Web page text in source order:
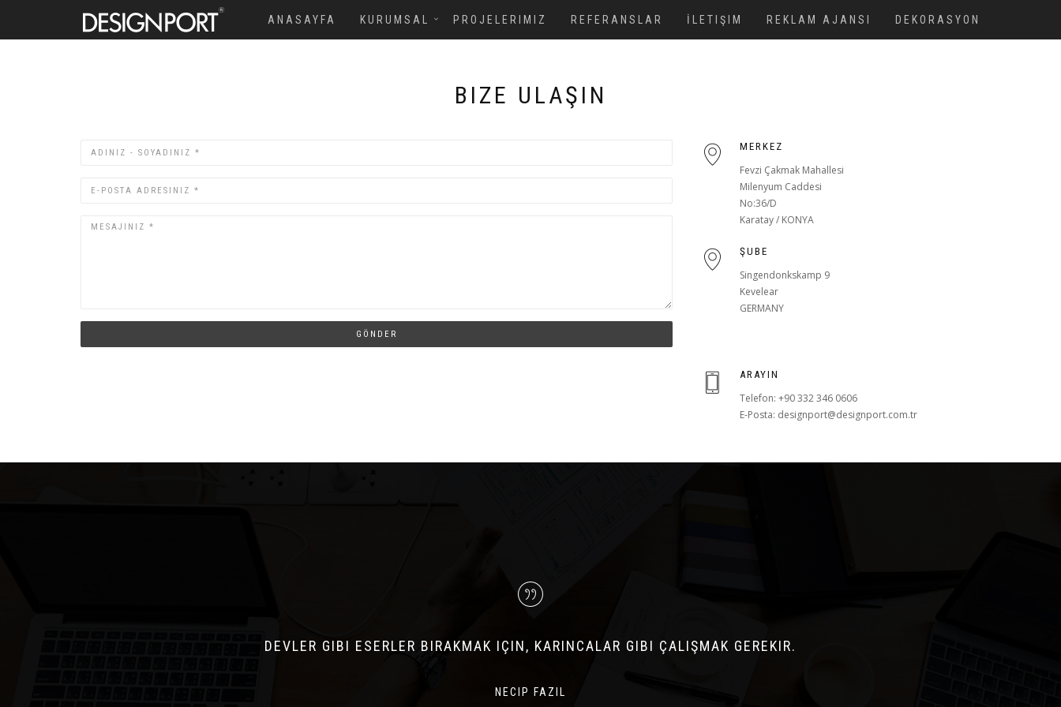
ANASAYFA KURUMSAL PROJELERIMIZ REFERANSLAR İLETIŞIM REKLAM AJANSI DEKORASYON
BIZE ULAŞIN
Adınız-
GÖNDER
MERKEZ
Fevzi Çakmak Mahallesi
Milenyum Caddesi
No:36/D
Karatay / KONYA
ŞUBE
Singendonkskamp 9
Kevelear
GERMANY
ARAYIN
Telefon: +90 332 346 0606
E-Posta: designport@designport.com.tr
DEVLER GIBI ESERLER BIRAKMAK IÇIN, KARINCALAR GIBI ÇALIŞMAK GEREKIR.
NECIP FAZIL